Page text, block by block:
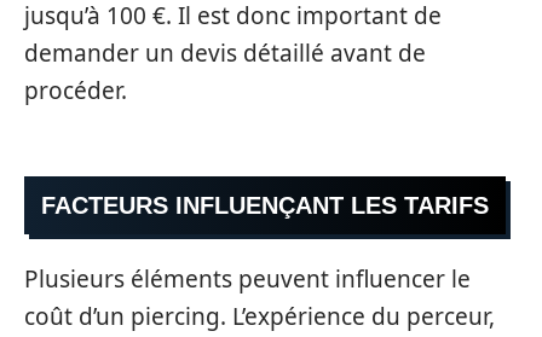
jusqu’à 100 €. Il est donc important de
demander un devis détaillé avant de
procéder.
FACTEURS INFLUENÇANT LES TARIFS
Plusieurs éléments peuvent influencer le
coût d’un piercing. L’expérience du perceur,